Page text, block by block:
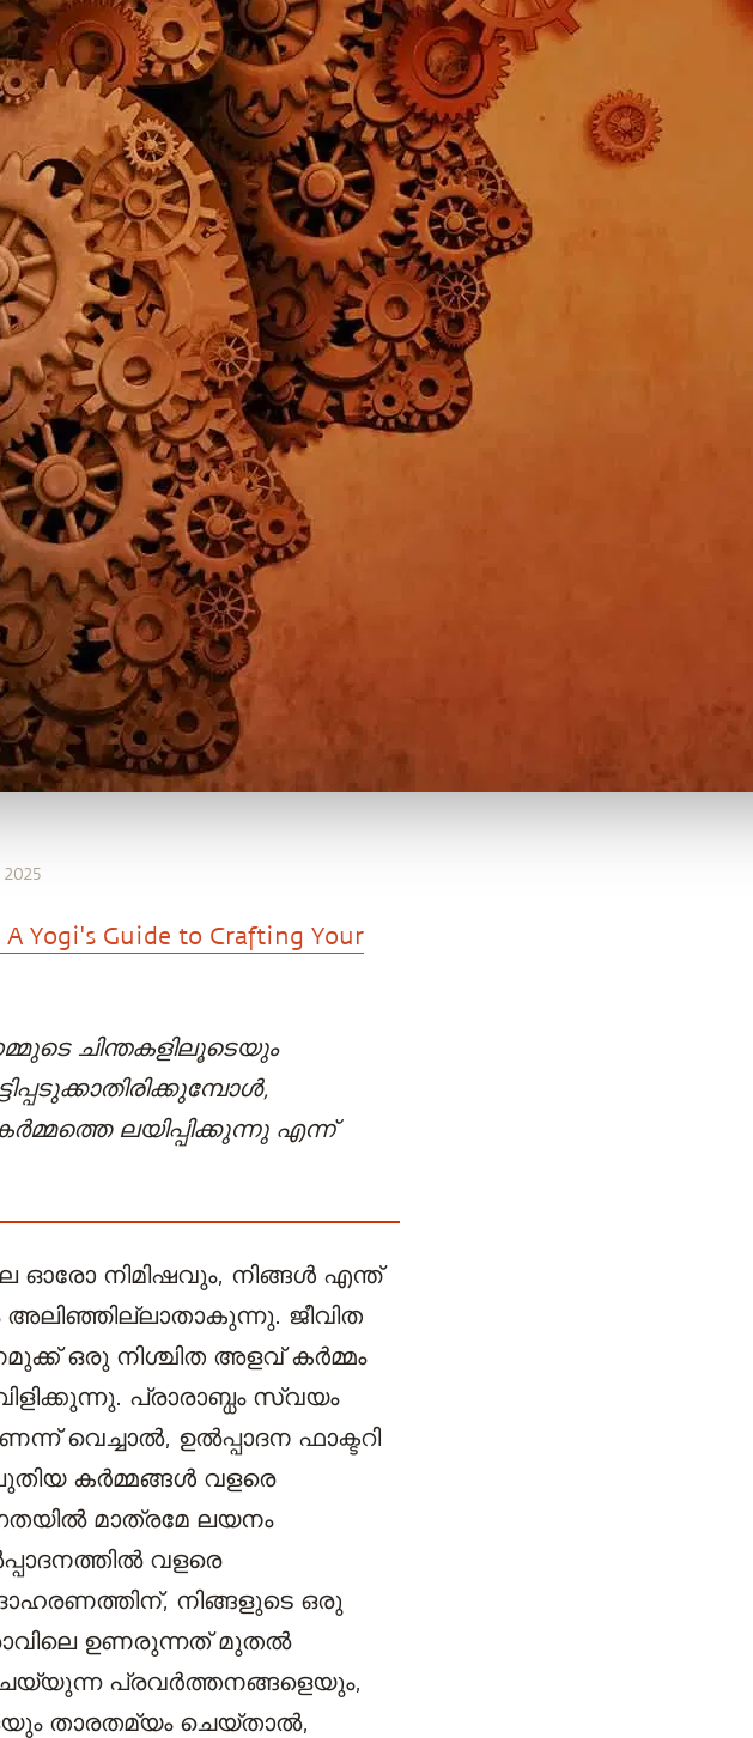
2025
Yogi's Guide to Crafting Your
ചിന്തകളിലൂടെയും
ലയിപ്പിക്കുന്നു എന്ന്
ഓരോ നിമിഷവും, നിങ്ങൾ എന്ത്
അലിഞ്ഞില്ലാതാകുന്നു. ജീവിത
ഒരു നിശ്ചിത അളവ് കർമ്മം
പ്രാരാബ്ധം സ്വയം
വെച്ചാൽ, ഉൽപ്പാദന ഫാക്ടറി
കർമ്മങ്ങൾ വളരെ
മാത്രമേ ലയനം
വളരെ
നിങ്ങളുടെ ഒരു
ഉണരുന്നത് മുതൽ
പ്രവർത്തനങ്ങളെയും,
താരതമ്യം ചെയ്താൽ,